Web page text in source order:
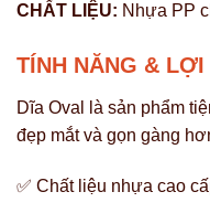
CHẤT LIỆU: Nhựa PP
TÍNH NĂNG &
Dĩa Oval là sản phẩm
đẹp mắt và gọn gàng
✅ Chất liệu nhựa cao